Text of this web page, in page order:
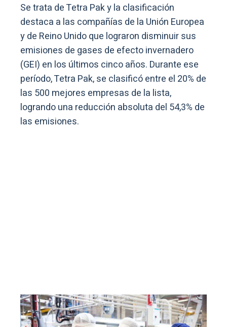
Se trata de Tetra Pak y la clasificación
destaca a las compañías de la Unión Europea
y de Reino Unido que lograron disminuir sus
emisiones de gases de efecto invernadero
(GEI) en los últimos cinco años. Durante ese
período, Tetra Pak, se clasificó entre el 20% de
las 500 mejores empresas de la lista,
logrando una reducción absoluta del 54,3% de
las emisiones.